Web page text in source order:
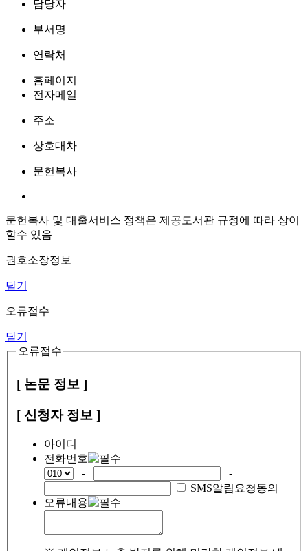
담당자
부서명
연락처
홈페이지
전자메일
주소
상호대차
문헌복사
문헌복사 및 대출서비스 정책은 제공도서관 규정에 따라 상이
할수 있음
권호소장정보
닫기
오류접수
닫기
오류접수
[ 논문 정보 ]
[ 신청자 정보 ]
아이디
전화번호
-
-
SMS알림요청동의
오류내용